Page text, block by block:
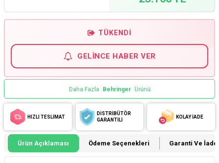
TÜKENDI
GELINCE HABER VER
Daha Fazla Behringer Ürünü
HIZLI TESLİMAT
DİSTRİBÜTÖR
GARANTİLİ
KOLAY İADE
Ürün Açıklaması Ödeme Seçenekleri Garanti Ve İade